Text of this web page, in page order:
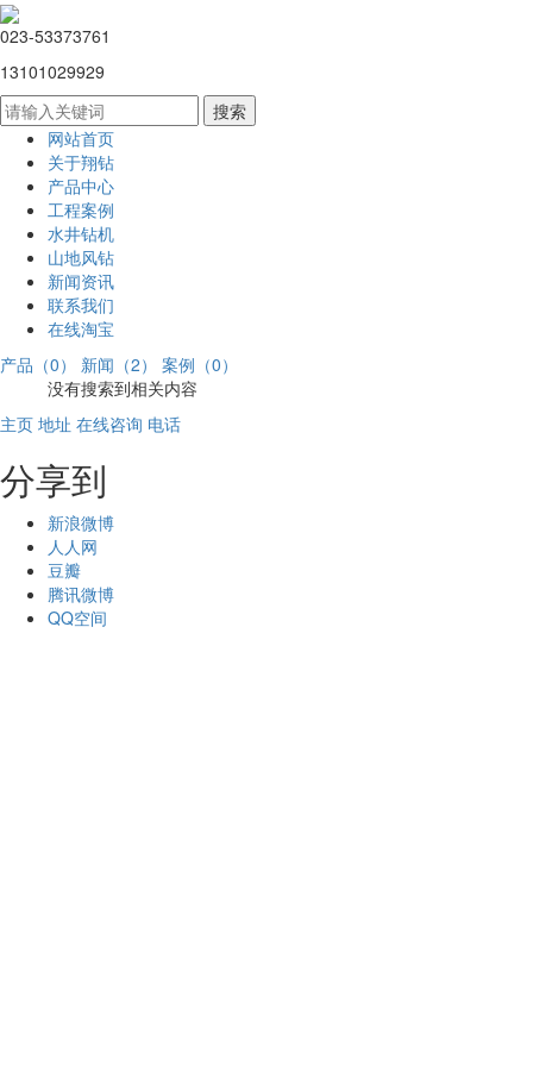
023-53373761
13101029929
网站首页
关于翔钻
产品中心
工程案例
水井钻机
山地风钻
新闻资讯
联系我们
在线淘宝
产品（0）
新闻（2）
案例（0）
没有搜索到相关内容
主页 地址 在线咨询 电话
分享到
新浪微博
人人网
豆瓣
腾讯微博
QQ空间